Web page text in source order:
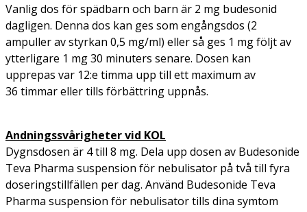
Vanlig dos för spädbarn och barn är 2 mg budesonid
dagligen. Denna dos kan ges som engångsdos (2
ampuller av styrkan 0,5 mg/ml) eller så ges 1 mg följt av
ytterligare 1 mg 30 minuters senare. Dosen kan
upprepas var 12:e timma upp till ett maximum av
36 timmar eller tills förbättring uppnås.
Andningssvårigheter vid KOL
Dygnsdosen är 4 till 8 mg. Dela upp dosen av Budesonide
Teva Pharma suspension för nebulisator på två till fyra
doseringstillfällen per dag. Använd Budesonide Teva
Pharma suspension för nebulisator tills dina symtom